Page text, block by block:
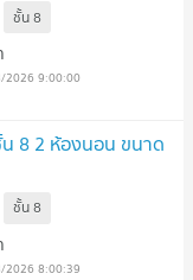
ชั้น8
2026 9:00:00
8 2 ห้องนอน ขนาด
ชั้น8
2026 8:00:39